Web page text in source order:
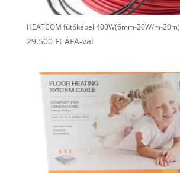
HEATCOM fűtőkábel 400W(6mm-20W/m-20m)
29.500 Ft ÁFA-val